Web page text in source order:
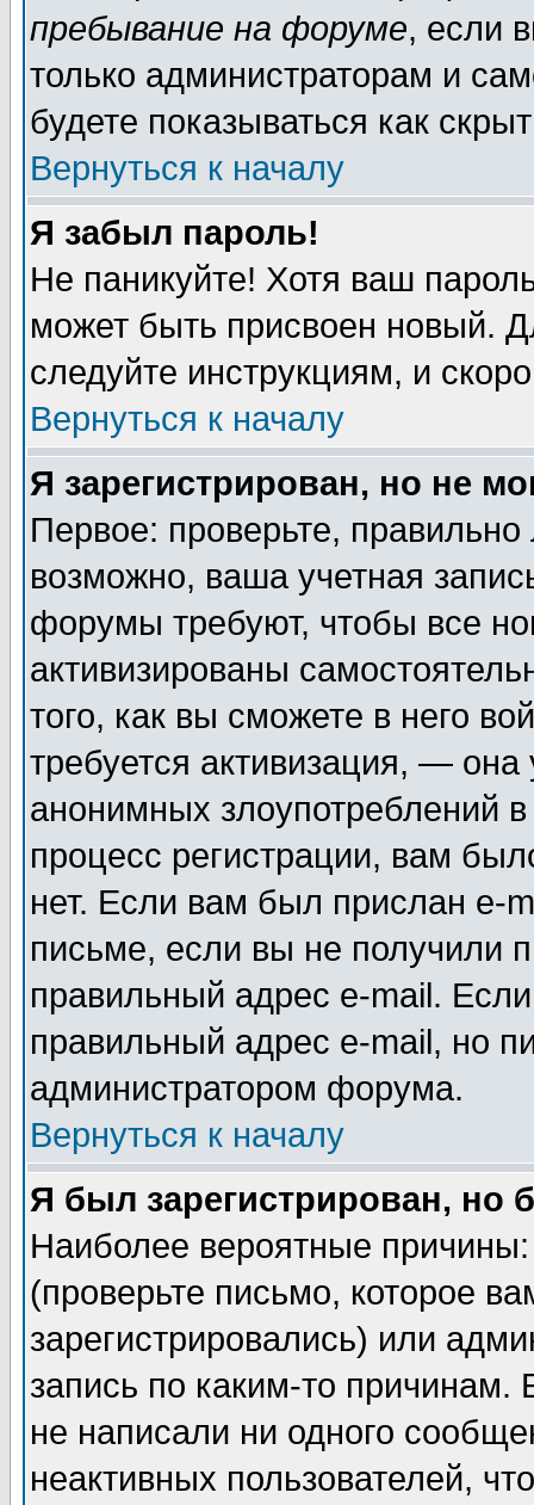
пребывание на форуме, если
только администраторам и
будете показываться как
Вернуться к началу
Я забыл пароль!
Не паникуйте! Хотя ваш
может быть присвоен новый.
следуйте инструкциям, и
Вернуться к началу
Я зарегистрирован, но не
Первое: проверьте,
возможно, ваша учетная
форумы требуют, чтобы все
активизированы
того, как вы сможете в него
требуется активизация, —
анонимных злоупотреблений
процесс регистрации, вам
нет. Если вам был прислан e-
письме, если вы не получили
правильный адрес e-mail.
правильный адрес e-mail, но
администратором форума.
Вернуться к началу
Я был зарегистрирован, но
Наиболее вероятные
(проверьте письмо, которое
зарегистрировались) или
запись по каким-то
не написали ни одного
неактивных пользователей,